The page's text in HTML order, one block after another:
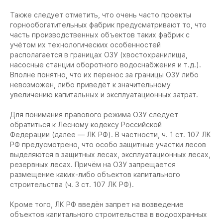
Также следует отметить, что очень часто проекты
горнообогатительных фабрик предусматривают то, что
часть производственных объектов таких фабрик с
учётом их технологических особенностей
располагается в границах ОЗУ (хвостохранилища,
насосные станции оборотного водоснабжения и т.д.).
Вполне понятно, что их перенос за границы ОЗУ либо
невозможен, либо приведёт к значительному
увеличению капитальных и эксплуатационных затрат.
Для понимания правового режима ОЗУ следует
обратиться к Лесному кодексу Российской
Федерации (далее — ЛК РФ). В частности, ч. 1 ст. 107 ЛК
РФ предусмотрено, что особо защитные участки лесов
выделяются в защитных лесах, эксплуатационных лесах,
резервных лесах. Причём на ОЗУ запрещается
размещение каких-либо объектов капитального
строительства (ч. 3 ст. 107 ЛК РФ).
Кроме того, ЛК РФ введён запрет на возведение
объектов капитального строительства в водоохранных